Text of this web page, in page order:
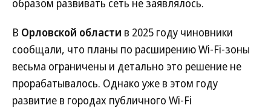
образом развивать сеть не заявлялось.
В Орловской области в 2025 году чиновники
сообщали, что планы по расширению Wi-Fi-зоны
весьма ограничены и детально это решение не
прорабатывалось. Однако уже в этом году
развитие в городах публичного Wi-Fi